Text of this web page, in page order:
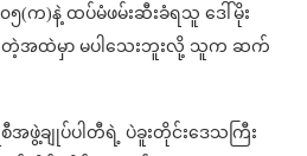
၀၅(က)နဲ့ ထပ်မံဖမ်းဆီးခံရသူ ဒေါ်မိုး
အထဲမှာ မပါသေးဘူးလို့ သူက ဆက်
အဖွဲ့ချုပ်ပါတီရဲ့ ပဲခူးတိုင်းဒေသကြီး